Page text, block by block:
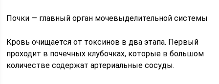
Почки — главный орган мочевыделительной системы
Кровь очищается от токсинов в два этапа. Первый
проходит в почечных клубочках, которые в большом
количестве содержат артериальные сосуды.